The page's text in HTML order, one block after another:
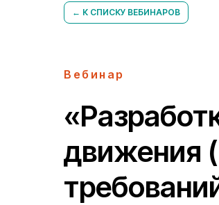
← К СПИСКУ ВЕБИНАРОВ
Вебинар
движения